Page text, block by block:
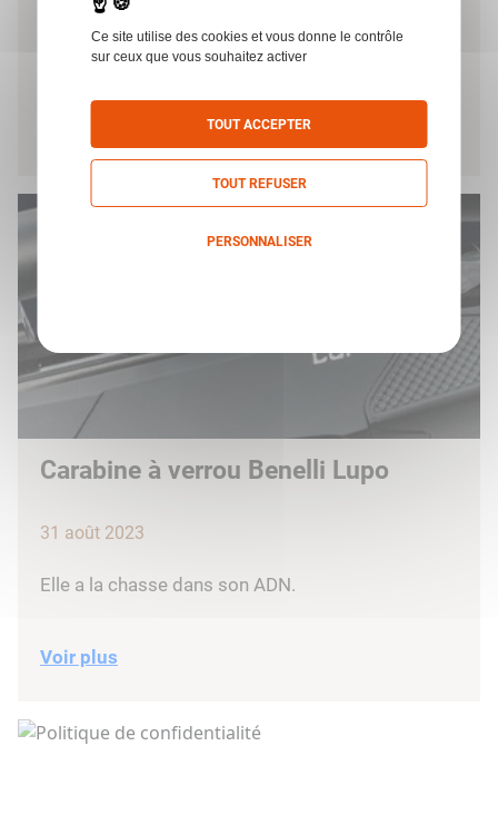
22 août 2024
Philippsburg, Épicentre du Tir Sportif Dynamique
Carabine à verrou Benelli Lupo
31 août 2023
Elle a la chasse dans son ADN.
Voir plus
Ce site utilise des cookies et vous donne le contrôle
sur ceux que vous souhaitez activer
TOUT ACCEPTER
TOUT REFUSER
PERSONNALISER